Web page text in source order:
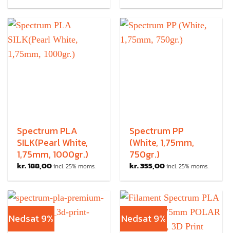
Spectrum PLA
SILK(Pearl White,
1,75mm, 1000gr.)
kr.188,00incl. 25% moms.
Spectrum PP
(White, 1,75mm,
750gr.)
kr.355,00incl. 25% moms.
Nedsat 9% Nedsat 9%